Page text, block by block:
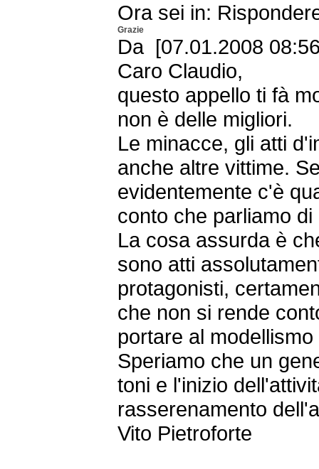
Ora sei in:
Grazie
Da [07.01.2008
Caro Claudio,
questo appello ti fà
non è delle migliori.
Le minacce, gli atti
anche altre vittime.
evidentemente c'è
conto che parliamo
La cosa assurda è
sono atti
protagonisti,
che non si rende
portare al
Speriamo che un
toni e l'inizio
rasserenamento
Vito Pietroforte